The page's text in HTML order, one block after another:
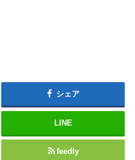
シェア
LINE
feedly